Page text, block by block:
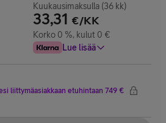
Kuukausimaksulla (36 kk)
33,31 €/KK
Korko 0 %, kulut 0 €
Lue lisää
liittymäasiakkaan etuhintaan 749 €